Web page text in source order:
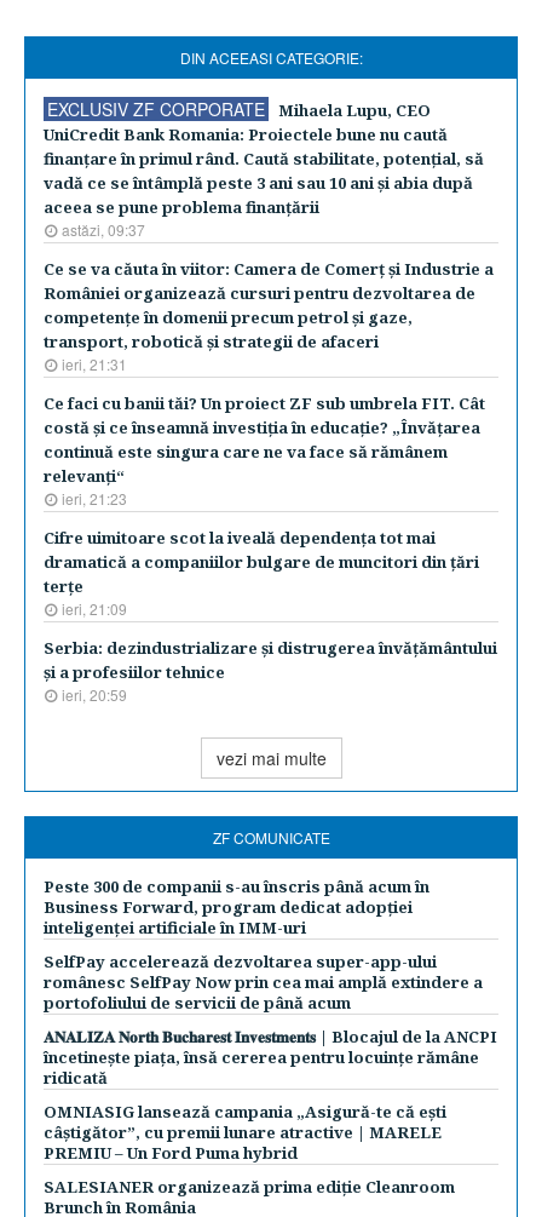
DIN ACEEASI CATEGORIE:
EXCLUSIV ZF CORPORATE
Mihaela Lupu, CEO
UniCredit Bank Romania: Proiectele bune nu caută
finanţare în primul rând. Caută stabilitate, potenţial, să
vadă ce se întâmplă peste 3 ani sau 10 ani şi abia după
aceea se pune problema finanţării
astăzi, 09:37
Ce se va căuta în viitor: Camera de Comerţ şi Industrie a
României organizează cursuri pentru dezvoltarea de
competenţe în domenii precum petrol şi gaze,
transport, robotică şi strategii de afaceri
ieri, 21:31
Ce faci cu banii tăi? Un proiect ZF sub umbrela FIT. Cât
costă şi ce înseamnă investiţia în educaţie? „Învăţarea
continuă este singura care ne va face să rămânem
relevanţi“
ieri, 21:23
Cifre uimitoare scot la iveală dependenţa tot mai
dramatică a companiilor bulgare de muncitori din ţări
terţe
ieri, 21:09
Serbia: dezindustrializare şi distrugerea învăţământului
şi a profesiilor tehnice
ieri, 20:59
vezi mai multe
ZF COMUNICATE
Peste 300 de companii s-au înscris până acum în
Business Forward, program dedicat adopției
inteligenței artificiale în IMM-uri
SelfPay accelerează dezvoltarea super-app-ului
românesc SelfPay Now prin cea mai amplă extindere a
portofoliului de servicii de până acum
𝐀𝐍𝐀𝐋𝐈𝐙𝐀 𝐍𝐨𝐫𝐭𝐡 𝐁𝐮𝐜𝐡𝐚𝐫𝐞𝐬𝐭 𝐈𝐧𝐯𝐞𝐬𝐭𝐦𝐞𝐧𝐭𝐬 | Blocajul de la ANCPI
încetinește piața, însă cererea pentru locuințe rămâne
ridicată
OMNIASIG lansează campania „Asigură-te că ești
câștigător”, cu premii lunare atractive | MARELE
PREMIU – Un Ford Puma hybrid
SALESIANER organizează prima ediție Cleanroom
Brunch în România